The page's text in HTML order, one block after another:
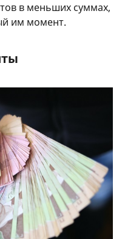
в меньших суммах,
им момент.